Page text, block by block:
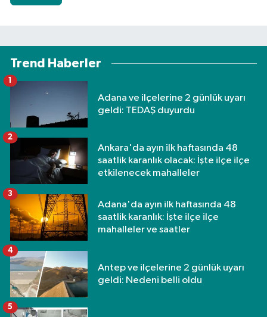
Trend Haberler
Adana ve ilçelerine 2 günlük uyarı
geldi: TEDAŞ duyurdu
1
Ankara'da ayın ilk haftasında 48
saatlik karanlık olacak: İşte ilçe ilçe
etkilenecek mahalleler
2
Adana'da ayın ilk haftasında 48
saatlik karanlık: İşte ilçe ilçe
mahalleler ve saatler
3
Antep ve ilçelerine 2 günlük uyarı
geldi: Nedeni belli oldu
4
5